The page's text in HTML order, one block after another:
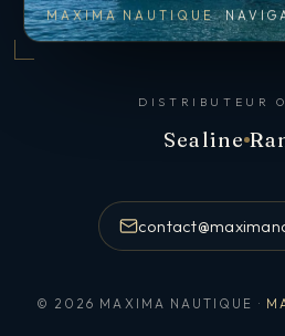
MAXIMA NAUTIQUE
DISTRIBUTEUR
Sealine
© 2026 MAXIMA NAUTIQUE ·